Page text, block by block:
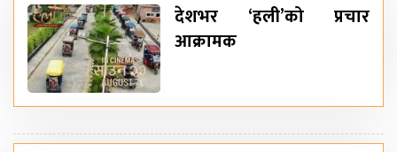
देशभर ‘हली’को प्रचार
आक्रामक